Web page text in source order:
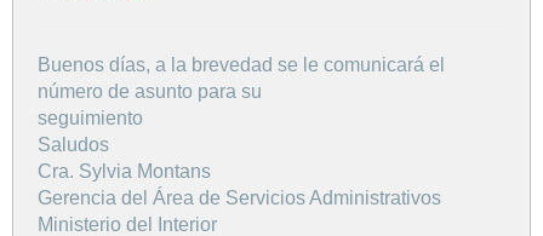
Buenos días, a la brevedad se le comunicará el
número de asunto para su
seguimiento
Saludos
Cra. Sylvia Montans
Gerencia del Área de Servicios Administrativos
Ministerio del Interior